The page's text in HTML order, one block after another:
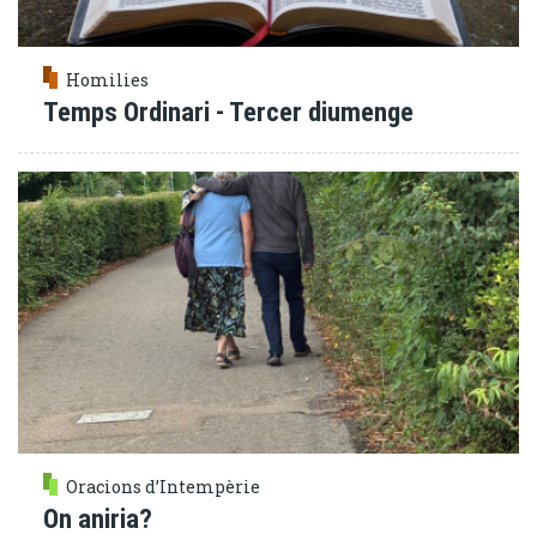
Homilies
Temps Ordinari - Tercer diumenge
Oracions d’Intempèrie
On aniria?